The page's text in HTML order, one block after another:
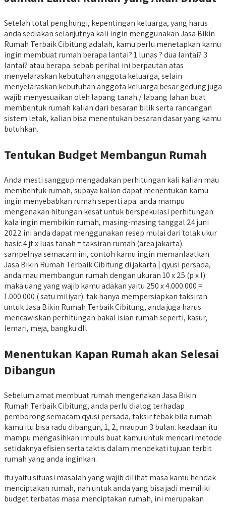
Setelah total penghungi, kepentingan keluarga, yang harus
anda sediakan selanjutnya kali ingin menggunakan Jasa Bikin
Rumah Terbaik Cibitung adalah, kamu perlu menetapkan kamu
ingin membuat rumah berapa lantai? 1 lunas ? dua lantai? 3
lantai? atau berapa. sebab perihal ini berpautan atas
menyelaraskan kebutuhan anggota keluarga, selain
menyelaraskan kebutuhan anggota keluarga besar gedung juga
wajib menyesuaikan oleh lapang tanah / lapang lahan buat
membentuk rumah kalian dari besaran bilik serta rancangan
sistem letak, kalian bisa menentukan besaran dasar yang kamu
butuhkan.
Tentukan Budget Membangun Rumah
Anda mesti sanggup mengadakan perhitungan kali kalian mau
membentuk rumah, supaya kalian dapat menentukan kamu
ingin menyebabkan rumah seperti apa. anda mampu
mengenakan hitungan kesat untuk berspekulasi perhitungan
kala ingin membikin rumah, masing-masing tanggal 24 juni
2022 ini anda dapat menggunakan resep mulai dari tolak ukur
basic 4 jt x luas tanah = taksiran rumah (area jakarta).
sampelnya semacam ini, contoh kamu ingin memanfaatkan
Jasa Bikin Rumah Terbaik Cibitung di jakarta | qyusi persada,
anda mau membangun rumah dengan ukuran 10 x 25 (p x l)
maka uang yang wajib kamu adakan yaitu 250 x 4.000.000 =
1.000.000 ( satu miliyar). tak hanya mempersiapkan taksiran
untuk Jasa Bikin Rumah Terbaik Cibitung, anda juga harus
mencawiskan perhitungan bakal isian rumah seperti, kasur,
lemari, meja, bangku dll.
Menentukan Kapan Rumah akan Selesai
Dibangun
Sebelum amat membuat rumah mengenakan Jasa Bikin
Rumah Terbaik Cibitung, anda perlu dialog terhadap
pemborong semacam qyusi persada, taksir tebak bila rumah
kamu itu bisa radu dibangun, 1, 2, maupun 3 bulan. keadaan itu
mampu mengasihkan impuls buat kamu untuk mencari metode
setidaknya efisien serta taktis dalam mendekati tujuan terbit
rumah yang anda inginkan.
itu yaitu situasi masalah yang wajib dilihat masa kamu hendak
menciptakan rumah, nah untuk anda yang bisa jadi memiliki
budget terbatas masa menciptakan rumah, ini merupakan